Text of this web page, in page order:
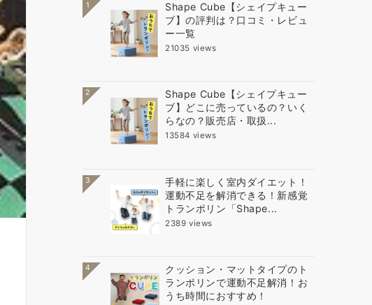
1
Shape Cube【シェイプキュー
ブ】の評判は？口コミ・レビュ
ー一覧
21035 views
2
Shape Cube【シェイプキュー
ブ】どこに売っているの？いく
らなの？販売店・取扱...
13584 views
3
手軽に楽しく室内ダイエット！
運動不足を解消できる！新感覚
トランポリン「Shape...
2389 views
4
クッション・マットタイプのト
ランポリンで運動不足解消！お
うち時間におすすめ！